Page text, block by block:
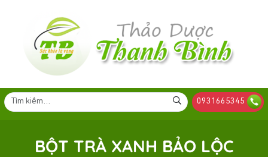
0931665345
BỘT TRÀ XANH BẢO LỘC